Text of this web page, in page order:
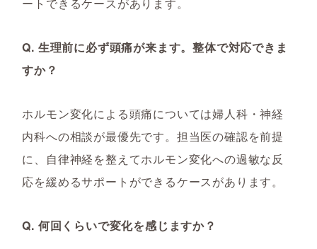
Q. 生理前に必ず頭痛が来ます。整体で対応できま
すか？
ホルモン変化による頭痛については婦人科・神経
内科への相談が最優先です。担当医の確認を前提
に、自律神経を整えてホルモン変化への過敏な反
応を緩めるサポートができるケースがあります。
Q. 何回くらいで変化を感じますか？